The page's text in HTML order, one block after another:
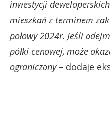
inwestycji
mieszkań z terminem
połowy 2024r. Jeśli
półki cenowej, może
ograniczony– dodaje